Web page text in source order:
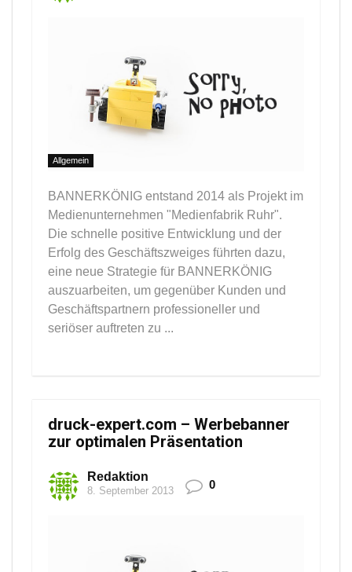
Allgemein
BANNERKÖNIG entstand 2014 als Projekt im
Medienunternehmen "Medienfabrik Ruhr".
Die schnelle positive Entwicklung und der
Erfolg des Geschäftszweiges führten dazu,
eine neue Strategie für BANNERKÖNIG
auszuarbeiten, um gegenüber Kunden und
Geschäftspartnern professioneller und
seriöser auftreten zu ...
druck-expert.com – Werbebanner
zur optimalen Präsentation
Redaktion
8. September 2013 0